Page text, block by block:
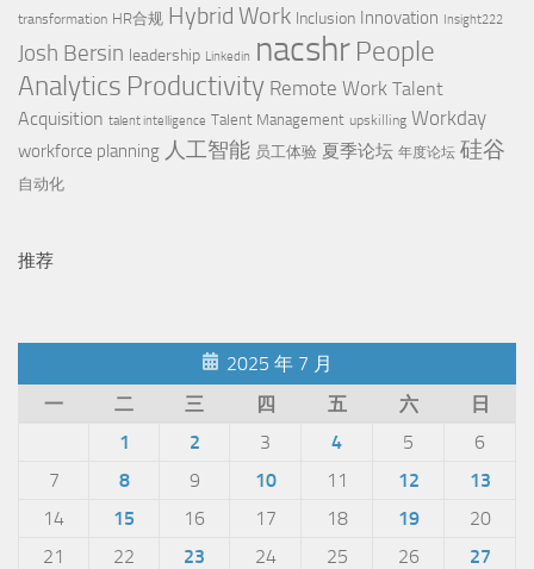
transformation HR合规 Hybrid Work Inclusion Innovation Insight222
Josh Bersin leadership Linkedin nacshr People
Analytics Productivity Remote Work Talent
Acquisition talent intelligence Talent Management upskilling Workday
workforce planning 人工智能 员工体验 夏季论坛 年度论坛 硅谷
自动化
推荐
2025 年 7 月
一
二 三 四 五 六
日
1
2 3 4 5
6
7
8 9 10 11 12
13
14
15 16 17 18 19
20
21
22 23 24 25 26
27